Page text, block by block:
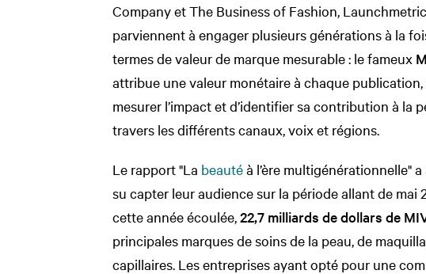
Company et The Business of Fashion,
parviennent à engager plusieurs générations à la
termes de valeur de marque mesurable : le fameux
attribue une valeur monétaire à chaque
mesurer l’impact et d’identifier sa contribution à la
travers les différents canaux, voix et régions.
Le rapport "La beautéà l’ère multigénérationnelle"
su capter leur audience sur la période allant de mai
cette année écoulée, 22,7 milliards de dollars de
principales marques de soins de la peau, de
capillaires. Les entreprises ayant opté pour une